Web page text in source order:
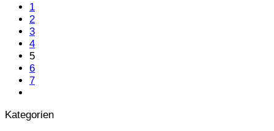
1
2
3
4
5
6
7
Kategorien